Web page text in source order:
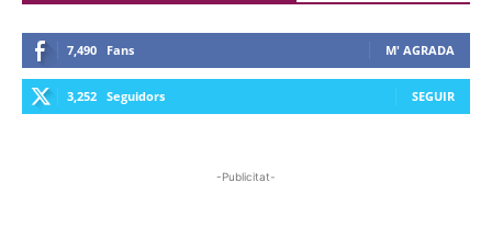
7,490 Fans M' AGRADA
3,252 Seguidors SEGUIR
-Publicitat-